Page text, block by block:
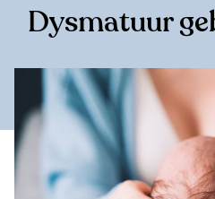
Dysmatuur